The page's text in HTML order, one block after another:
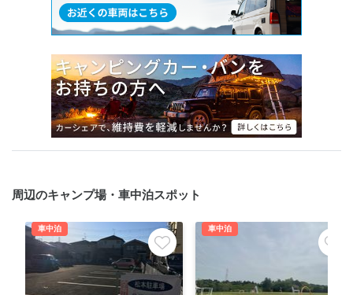
周辺のキャンプ場・車中泊スポット
車中泊 車中泊